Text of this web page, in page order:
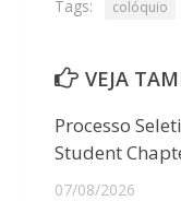
Tags: colóquio
VEJA
Processo
Student
07/08/2026